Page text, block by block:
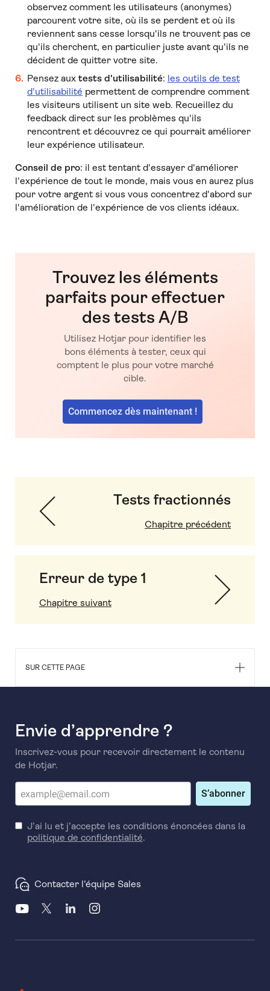
observez comment les utilisateurs (anonymes)
parcourent votre site, où ils se perdent et où ils
reviennent sans cesse lorsqu'ils ne trouvent pas ce
qu'ils cherchent, en particulier juste avant qu'ils ne
décident de quitter votre site.
Pensez aux tests d'utilisabilité: les outils de test
d'utilisabilité permettent de comprendre comment
les visiteurs utilisent un site web. Recueillez du
feedback direct sur les problèmes qu'ils
rencontrent et découvrez ce qui pourrait améliorer
leur expérience utilisateur.
Conseil de pro: il est tentant d'essayer d'améliorer
l'expérience de tout le monde, mais vous en aurez plus
pour votre argent si vous vous concentrez d'abord sur
l'amélioration de l'expérience de vos clients idéaux.
Trouvez les éléments
parfaits pour effectuer
des tests A/B
Utilisez Hotjar pour identifier les
bons éléments à tester, ceux qui
comptent le plus pour votre marché
cible.
Commencez dès maintenant !
Tests fractionnés
Chapitre précédent
Erreur de type 1
Chapitre suivant
SUR CETTE PAGE
Envie d’apprendre ?
Inscrivez-vous pour recevoir directement le contenu
de Hotjar.
S’abonner
J’ai lu et j’accepte les conditions énoncées dans la
politique de confidentialité.
Contacter l’équipe Sales